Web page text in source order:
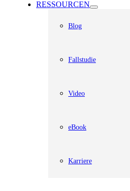
RESSOURCEN
Blog
Fallstudie
Video
eBook
Karriere